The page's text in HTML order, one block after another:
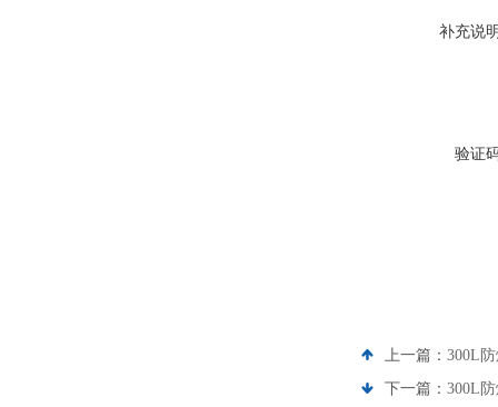
补充说
验证
上一篇： 300L
下一篇： 300L